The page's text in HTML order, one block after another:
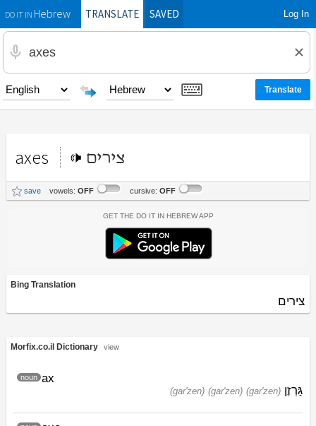
DO IT INHebrewTRANSLATE SAVED Log In
axes צירים
save vowels: OFF cursive: OFF
Get the Do It In Hebrew App
Bing Translation
צירים
Morfix.co.il Dictionary view
ax
noun
(gar'zen) (gar'zen) (gar'zen) גַּרְזֶן